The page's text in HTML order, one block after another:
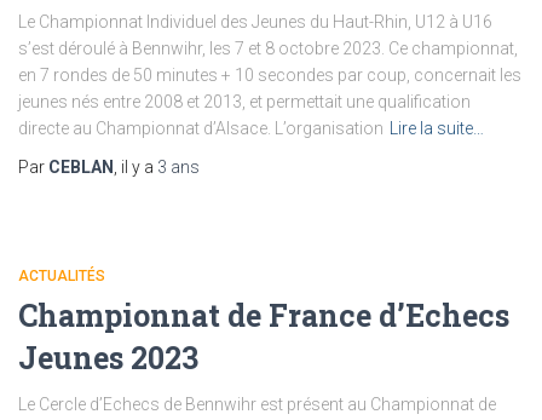
Le Championnat Individuel des Jeunes du Haut-Rhin, U12 à U16
s’est déroulé à Bennwihr, les 7 et 8 octobre 2023. Ce championnat,
en 7 rondes de 50 minutes + 10 secondes par coup, concernait les
jeunes nés entre 2008 et 2013, et permettait une qualification
directe au Championnat d’Alsace. L’organisation
Lire la suite…
Par CEBLAN , il y a 3 ans
ACTUALITÉS
Championnat de France d’Echecs
Jeunes 2023
Le Cercle d’Echecs de Bennwihr est présent au Championnat de